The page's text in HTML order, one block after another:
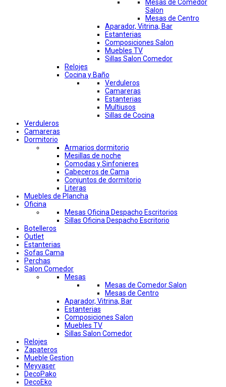
Mesas de Comedor
Salon
Mesas de Centro
Aparador, Vitrina, Bar
Estanterias
Composiciones Salon
Muebles TV
Sillas Salon Comedor
Relojes
Cocina y Baño
Verduleros
Camareras
Estanterias
Multiusos
Sillas de Cocina
Verduleros
Camareras
Dormitorio
Armarios dormitorio
Mesillas de noche
Comodas y Sinfonieres
Cabeceros de Cama
Conjuntos de dormitorio
Literas
Muebles de Plancha
Oficina
Mesas Oficina Despacho Escritorios
Sillas Oficina Despacho Escritorio
Botelleros
Outlet
Estanterias
Sofas Cama
Perchas
Salon Comedor
Mesas
Mesas de Comedor Salon
Mesas de Centro
Aparador, Vitrina, Bar
Estanterias
Composiciones Salon
Muebles TV
Sillas Salon Comedor
Relojes
Zapateros
Mueble Gestion
Meyvaser
DecoPako
DecoEko